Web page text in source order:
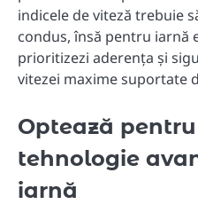
indicele de viteză trebuie
condus, însă pentru iarnă
prioritizezi aderența și
vitezei maxime suportate
Optează
tehnologie
iarnă